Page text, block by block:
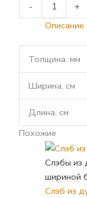
- +
Описание
Толщина, мм
Ширина, см
Длина, см
Похожие
Слэбы из
шириной
Слэб из